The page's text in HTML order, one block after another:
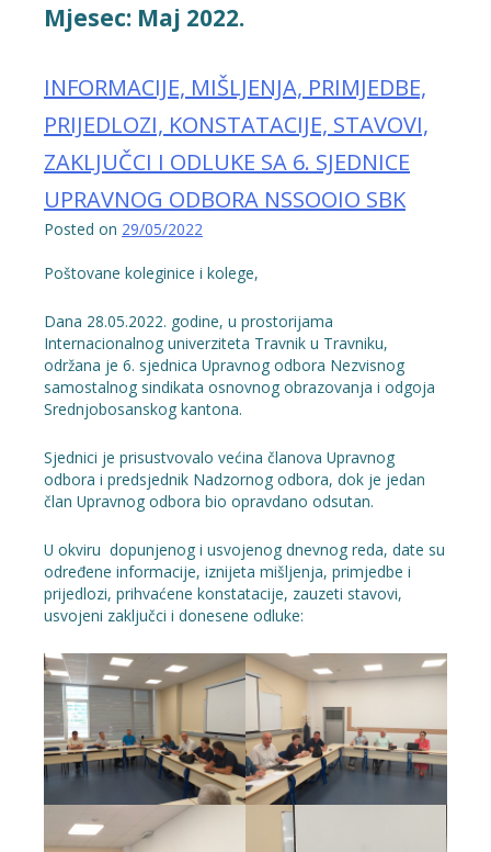
Mjesec: Maj 2022.
INFORMACIJE, MIŠLJENJA, PRIMJEDBE,
PRIJEDLOZI, KONSTATACIJE, STAVOVI,
ZAKLJUČCI I ODLUKE SA 6. SJEDNICE
UPRAVNOG ODBORA NSSOOIO SBK
Posted on 29/05/2022
Poštovane koleginice i kolege,
Dana 28.05.2022. godine, u prostorijama
Internacionalnog univerziteta Travnik u Travniku,
održana je 6. sjednica Upravnog odbora Nezvisnog
samostalnog sindikata osnovnog obrazovanja i odgoja
Srednjobosanskog kantona.
Sjednici je prisustvovalo većina članova Upravnog
odbora i predsjednik Nadzornog odbora, dok je jedan
član Upravnog odbora bio opravdano odsutan.
U okviru dopunjenog i usvojenog dnevnog reda, date su
određene informacije, iznijeta mišljenja, primjedbe i
prijedlozi, prihvaćene konstatacije, zauzeti stavovi,
usvojeni zaključci i donesene odluke: